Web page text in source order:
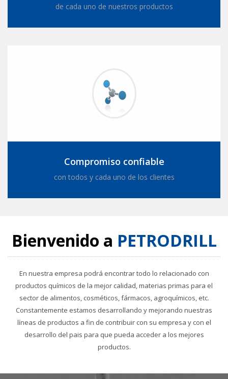
de cada uno de nuestros productos
Compromiso confiable
con todos y cada uno de los clientes
Bienvenido a PETRODRILL
En nuestra empresa podrá encontrar todo lo relacionado con
productos químicos de la mejor calidad, materias primas para el
sector de alimentos, cosméticos, fármacos, agroquímicos, etc.
Constantemente estamos desarrollando y mejorando nuestras
líneas de productos a fin de contribuir con su empresa y con el
desarrollo del pais para que pueda acceder a los mejores
productos.